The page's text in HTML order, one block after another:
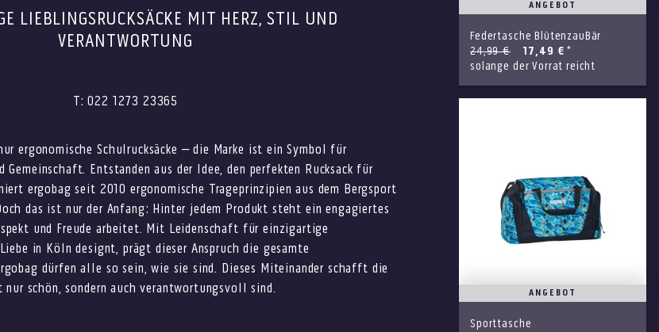
ANGEBOT
Federtasche BlütenzauBär
24,99 €
17,49 € *
solange der Vorrat reicht
ANGEBOT
Sporttasche
LIEBLINGSRUCKSÄCKE MIT HERZ, STIL UND
VERANTWORTUNG
T: 022 1273 23365
ergonomische Schulrucksäcke – die Marke ist ein Symbol für
Entstanden aus der Idee, den perfekten Rucksack für
ergobag seit 2010 ergonomische Trageprinzipien aus dem Bergsport
das ist nur der Anfang: Hinter jedem Produkt steht ein engagiertes
und Freude arbeitet. Mit Leidenschaft für einzigartige
in Köln designt, prägt dieser Anspruch die gesamte
dürfen alle so sein, wie sie sind. Dieses Miteinander schafft die
schön, sondern auch verantwortungsvoll sind.